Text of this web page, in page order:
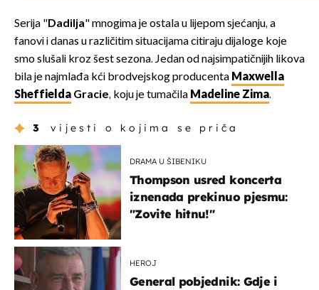
Serija "Dadilja" mnogima je ostala u lijepom sjećanju, a
fanovi i danas u različitim situacijama citiraju dijaloge koje
smo slušali kroz šest sezona. Jedan od najsimpatičnijih likova
bila je najmlađa kći brodvejskog producenta Maxwella
Sheffielda Gracie, koju je tumačila Madeline Zima.
3 vijesti o kojima se priča
DRAMA U ŠIBENIKU
Thompson usred koncerta
iznenada prekinuo pjesmu:
"Zovite hitnu!"
HEROJ
General pobjednik: Gdje i